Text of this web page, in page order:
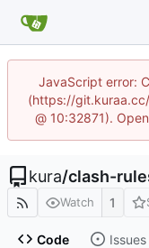
JavaScript error:
(https://
@ 10:32871).
kura/clash-
Watch 1
Code Issues